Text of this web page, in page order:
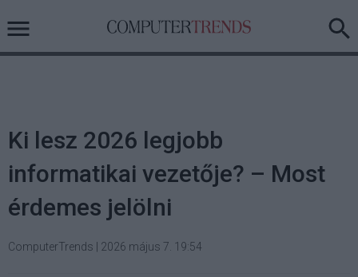
Ki lesz 2026 legjobb
informatikai vezetője? – Most
érdemes jelölni
ComputerTrends 2026 május 7. 19:54